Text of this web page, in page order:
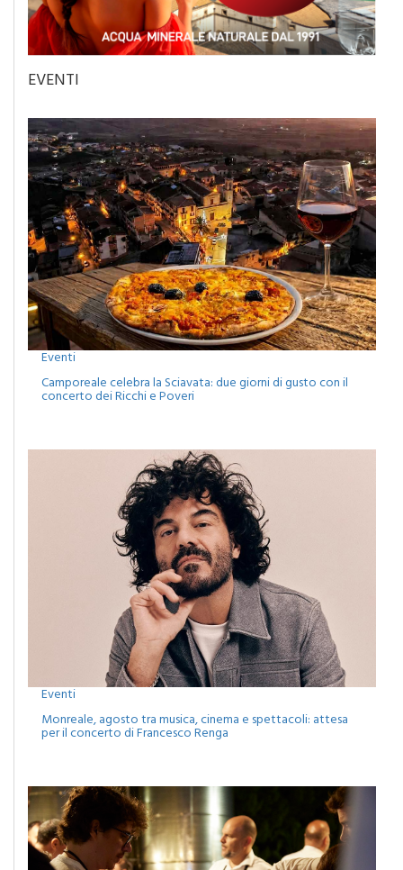
Eventi
Eventi
Monreale, agosto tra musica, cinema e spettacoli: attesa